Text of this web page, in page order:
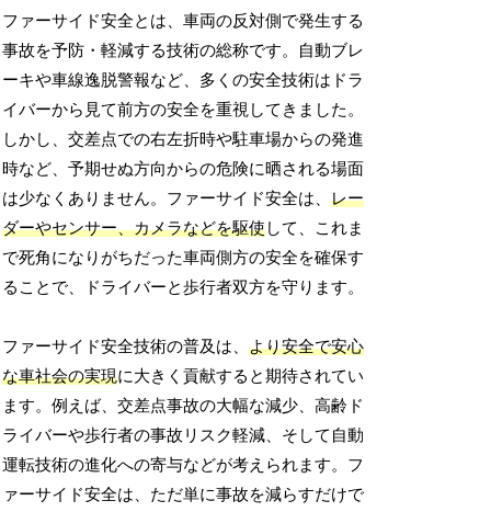
ファーサイド安全とは、車両の反対側で発生する
事故を予防・軽減する技術の総称です。自動ブレ
ーキや車線逸脱警報など、多くの安全技術はドラ
イバーから見て前方の安全を重視してきました。
しかし、交差点での右左折時や駐車場からの発進
時など、予期せぬ方向からの危険に晒される場面
は少なくありません。ファーサイド安全は、レー
ダーやセンサー、カメラなどを駆使して、これま
で死角になりがちだった車両側方の安全を確保す
ることで、ドライバーと歩行者双方を守ります。
ファーサイド安全技術の普及は、より安全で安心
な車社会の実現に大きく貢献すると期待されてい
ます。例えば、交差点事故の大幅な減少、高齢ド
ライバーや歩行者の事故リスク軽減、そして自動
運転技術の進化への寄与などが考えられます。フ
ァーサイド安全は、ただ単に事故を減らすだけで